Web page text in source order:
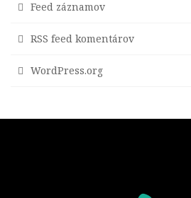
Feed záznamov
RSS feed komentárov
WordPress.org